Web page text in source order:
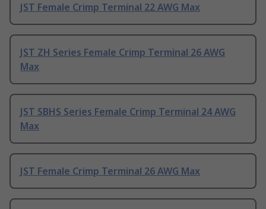
JST Female Crimp Terminal 22 AWG Max
JST ZH Series Female Crimp Terminal 26 AWG
Max
JST SBHS Series Female Crimp Terminal 24 AWG
Max
JST Female Crimp Terminal 26 AWG Max